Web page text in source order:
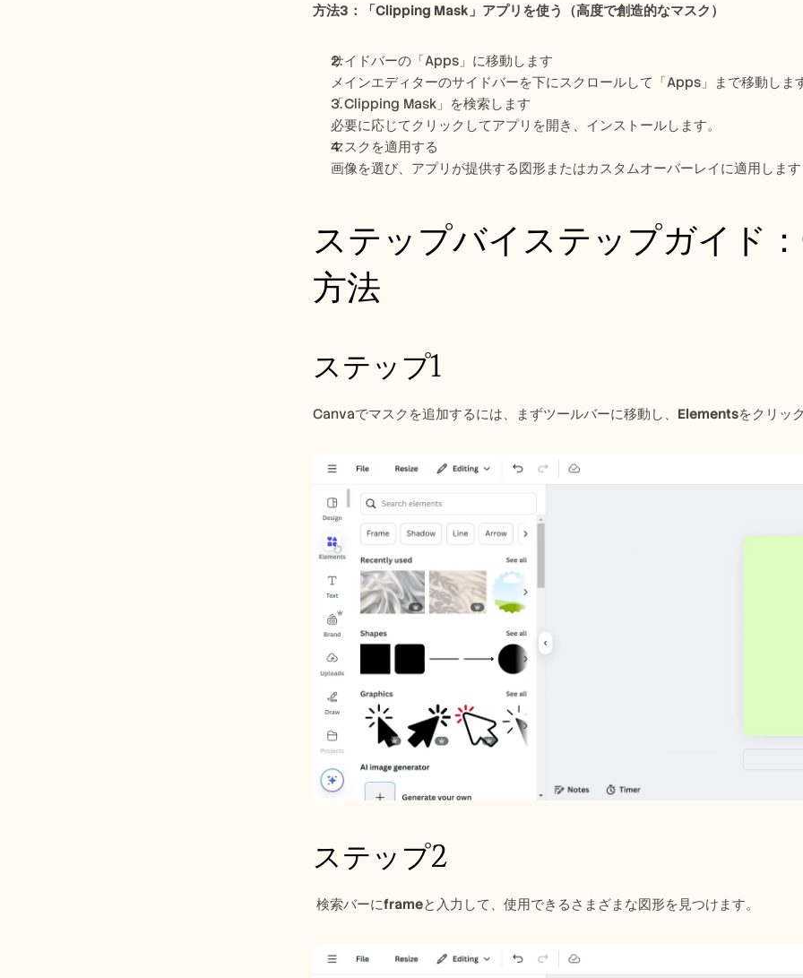
方法3：「Clipping Mask」アプリを使う（高度で創造的なマスク）
サイドバーの「Apps」に移動します
メインエディターのサイドバーを下にスクロールして「Apps」まで移動します
「Clipping Mask」を検索します
必要に応じてクリックしてアプリを開き、インストールします。
マスクを適用する
画像を選び、アプリが提供する図形またはカスタムオーバーレイに適用します
ステップバイステップガイド
方法
ステップ1
Canvaでマスクを追加するには、まずツールバーに移動し、 Elementsをクリッ
ステップ2
検索バーにframeと入力して、使用できるさまざまな図形を見つけます。